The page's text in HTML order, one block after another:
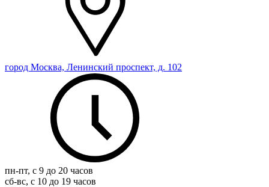
город Москва, Ленинский проспект, д. 102
пн-пт, с 9 до 20 часов
сб-вс, с 10 до 19 часов